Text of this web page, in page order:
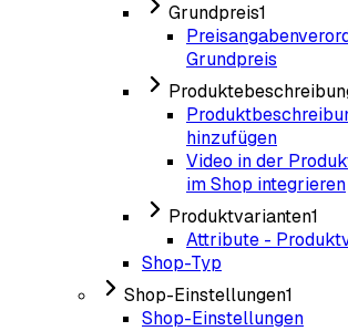
Grundpreis1
Grundpreis
hinzufügen
Video in der
im Shop integrieren
Produktvarianten1
Attribute -
Shop-Typ
Shop-Einstellungen1
Shop-Einstellungen